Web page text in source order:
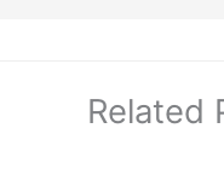
Related